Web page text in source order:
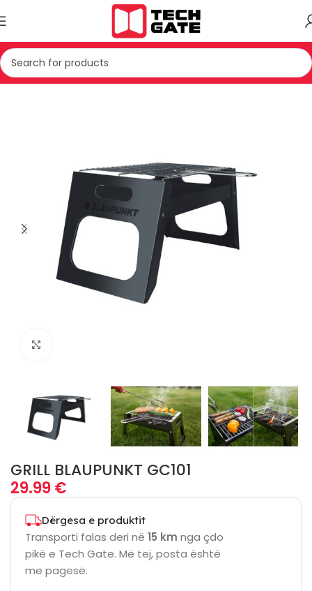
Kreu PAJISJE TE VOGLA SHTEPIAKE PAJISJE TJERA
GRILL BLAUPUNKT GC101
29.99€
Dërgesa e produktit
Transporti falas deri në 15 km nga çdo
pikë e Tech Gate. Më tej, posta është
me pagesë.